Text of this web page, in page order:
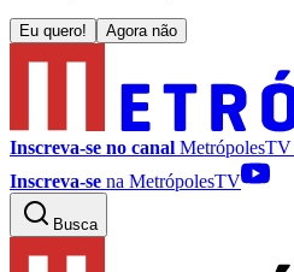
Eu quero! Agora não
Inscreva-se no canal
Inscreva-se na MetrópolesTV
Busca